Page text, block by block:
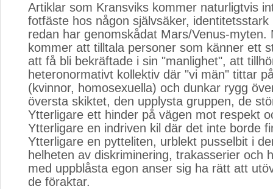
Artiklar som Kransviks kommer naturligtvis
fotfäste hos någon självsäker, identitetsstark
redan har genomskådat Mars/Venus-myten.
kommer att tilltala personer som känner ett
att få bli bekräftade i sin "manlighet", att
heteronormativt kollektiv där "vi män" tittar
(kvinnor, homosexuella) och dunkar rygg
översta skiktet, den upplysta gruppen, de
Ytterligare ett hinder på vägen mot respekt
Ytterligare en indriven kil där det inte borde
Ytterligare en pytteliten, urblekt pusselbit i
helheten av diskriminering, trakasserier och
med uppblåsta egon anser sig ha rätt att
de föraktar.